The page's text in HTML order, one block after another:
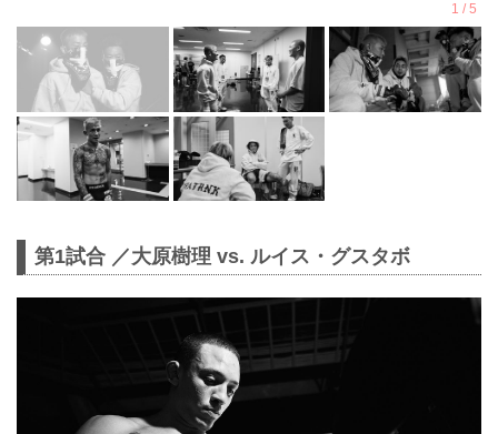
第1試合 ／大原樹理 vs. ルイス・グスタボ